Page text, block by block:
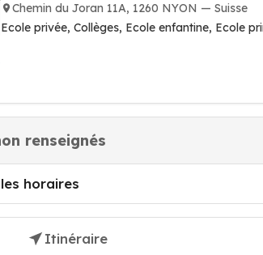
Chemin du Joran 11A, 1260 NYON — Suisse
Ecole privée, Collèges, Ecole enfantine, Ecole
renseignés
horaires
Itinéraire